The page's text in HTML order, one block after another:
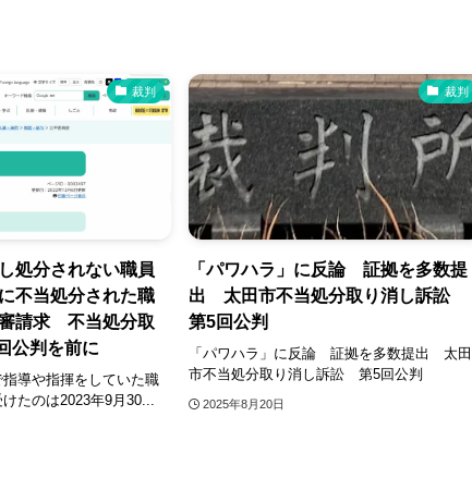
裁判
処分されない職員
不当処分された職
請求 不当処分取
公判を前に
導や指揮をしていた職
たのは2023年9月30...
裁判
「パワハラ」に反論 証拠を多数提
出 太田市不当処分取り消し訴訟
第5回公判
「パワハラ」に反論 証拠を多数提出 太田
市不当処分取り消し訴訟 第5回公判
2025年8月20日